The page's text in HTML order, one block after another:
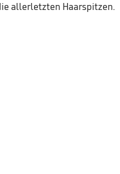
allerletzten Haarspitzen.